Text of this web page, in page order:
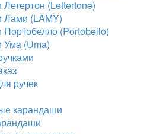
Летертон (Lettertone)
Лами (LAMY)
Портобелло (Portobello)
Ума (Uma)
ручек
карандаши